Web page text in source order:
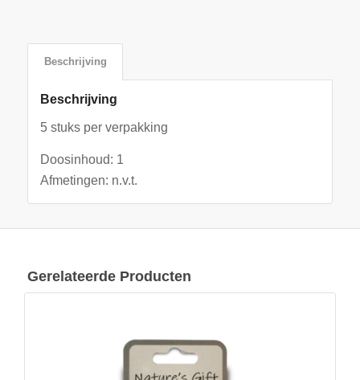
Beschrijving
Beschrijving
5 stuks per verpakking
Doosinhoud: 1
Afmetingen: n.v.t.
Gerelateerde Producten